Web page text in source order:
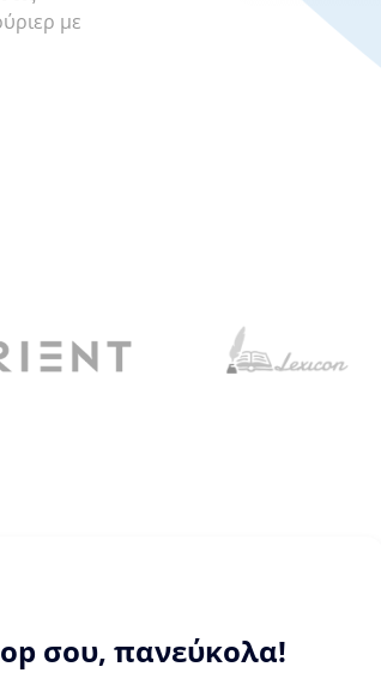
με
σου, πανεύκολα!